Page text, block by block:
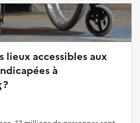
lieux accessibles aux
à